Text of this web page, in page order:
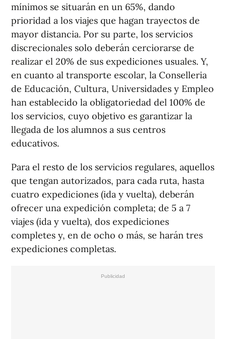
mínimos se situarán en un 65%, dando
prioridad a los viajes que hagan trayectos de
mayor distancia. Por su parte, los servicios
discrecionales solo deberán cerciorarse de
realizar el 20% de sus expediciones usuales. Y,
en cuanto al transporte escolar, la Conselleria
de Educación, Cultura, Universidades y Empleo
han establecido la obligatoriedad del 100% de
los servicios, cuyo objetivo es garantizar la
llegada de los alumnos a sus centros
educativos.
Para el resto de los servicios regulares, aquellos
que tengan autorizados, para cada ruta, hasta
cuatro expediciones (ida y vuelta), deberán
ofrecer una expedición completa; de 5 a 7
viajes (ida y vuelta), dos expediciones
completes y, en de ocho o más, se harán tres
expediciones completas.